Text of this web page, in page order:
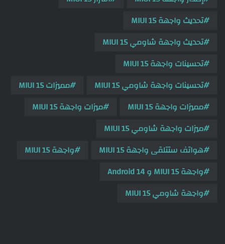
تحديث واجهة MIUI 15
تحديث واجهة شاومي MIUI 15
تحسينات واجهة MIUI 15
تحسينات واجهة شاومي MIUI 15
مميزات MIUI 15
مميزات واجهة MIUI 15
ميزات واجهة MIUI 15
ميزات واجهة شاومي MIUI 15
هواتف ستتلقى واجهة MIUI 15
واجهة MIUI 15
واجهة MIUI 15 و Android 14
واجهة شاومي MIUI 15